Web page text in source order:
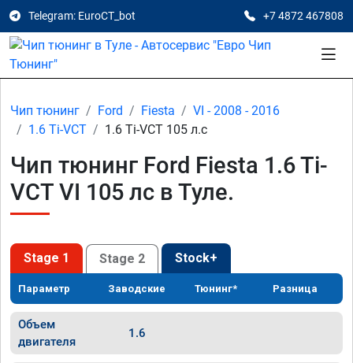
Telegram: EuroCT_bot +7 4872 467808
Чип тюнинг Ford Fiesta
VI - 2008 - 2016
1.6 Ti-VCT
1.6 Ti-VCT 105 л.с
Чип тюнинг Ford Fiesta 1.6 Ti-
VCT VI 105 лс в Туле.
Stage 1 Stage 2 Stock+
Параметр Заводские Тюнинг* Разница
Объем
двигателя
1.6